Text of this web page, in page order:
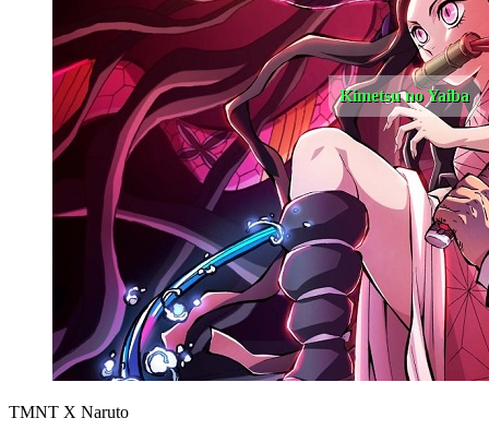
Kimetsu no Yaiba
TMNT X Naruto